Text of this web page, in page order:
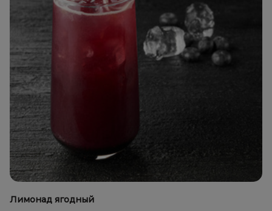
Лимонад ягодный